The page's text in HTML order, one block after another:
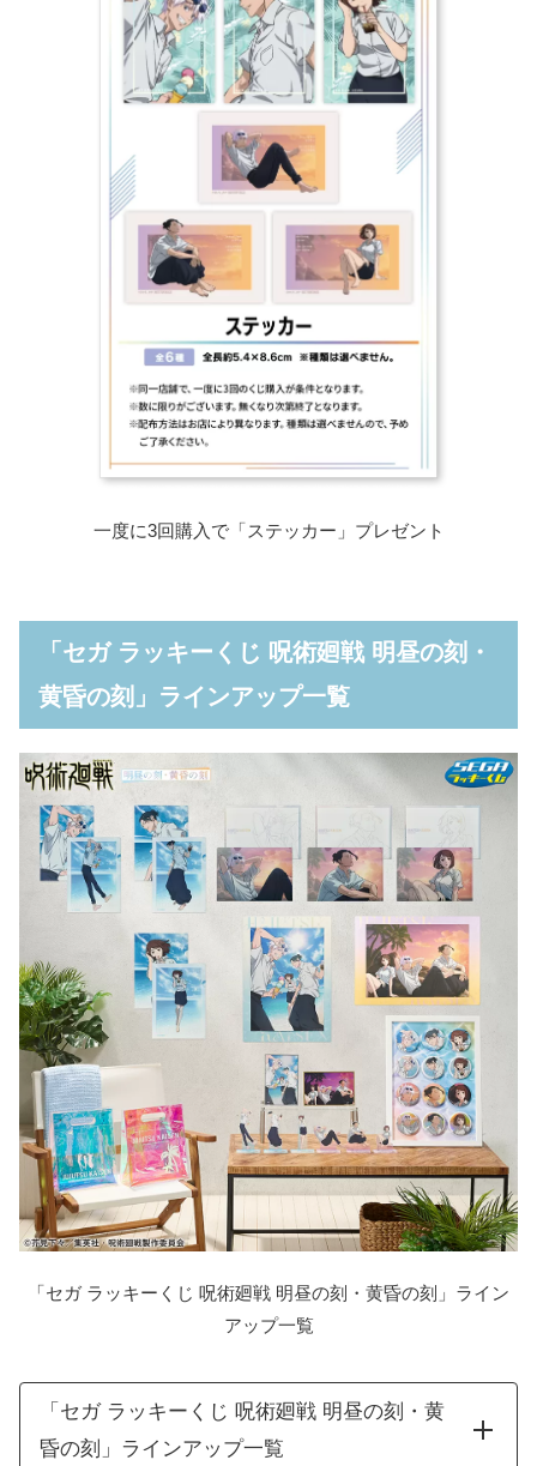
一度に3回購入で「ステッカー」プレゼント
「セガ ラッキーくじ 呪術廻戦 明昼の刻・
黄昏の刻」ラインアップ一覧
「セガ ラッキーくじ 呪術廻戦 明昼の刻・黄昏の刻」ライン
アップ一覧
「セガ ラッキーくじ 呪術廻戦 明昼の刻・黄
昏の刻」ラインアップ一覧